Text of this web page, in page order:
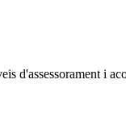
d'assessorament i